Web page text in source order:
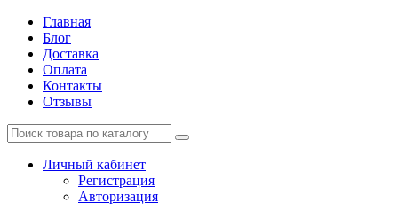
Главная
Блог
Доставка
Оплата
Контакты
Отзывы
Личный кабинет
Регистрация
Авторизация